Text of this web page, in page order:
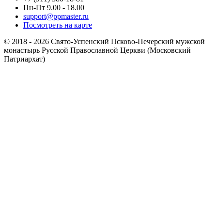
Пн-Пт 9.00 - 18.00
support@ppmaster.ru
Посмотреть на карте
© 2018 - 2026 Свято-Успенский Псково-Печерский мужской
монастырь Русской Православной Церкви (Московский
Патриархат)